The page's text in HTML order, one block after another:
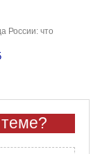
России: что